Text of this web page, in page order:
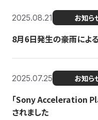
2025.08.21 お知ら
8月6日発生の豪雨によ
2025.07.25 お知ら
「Sony Acceleration
されました